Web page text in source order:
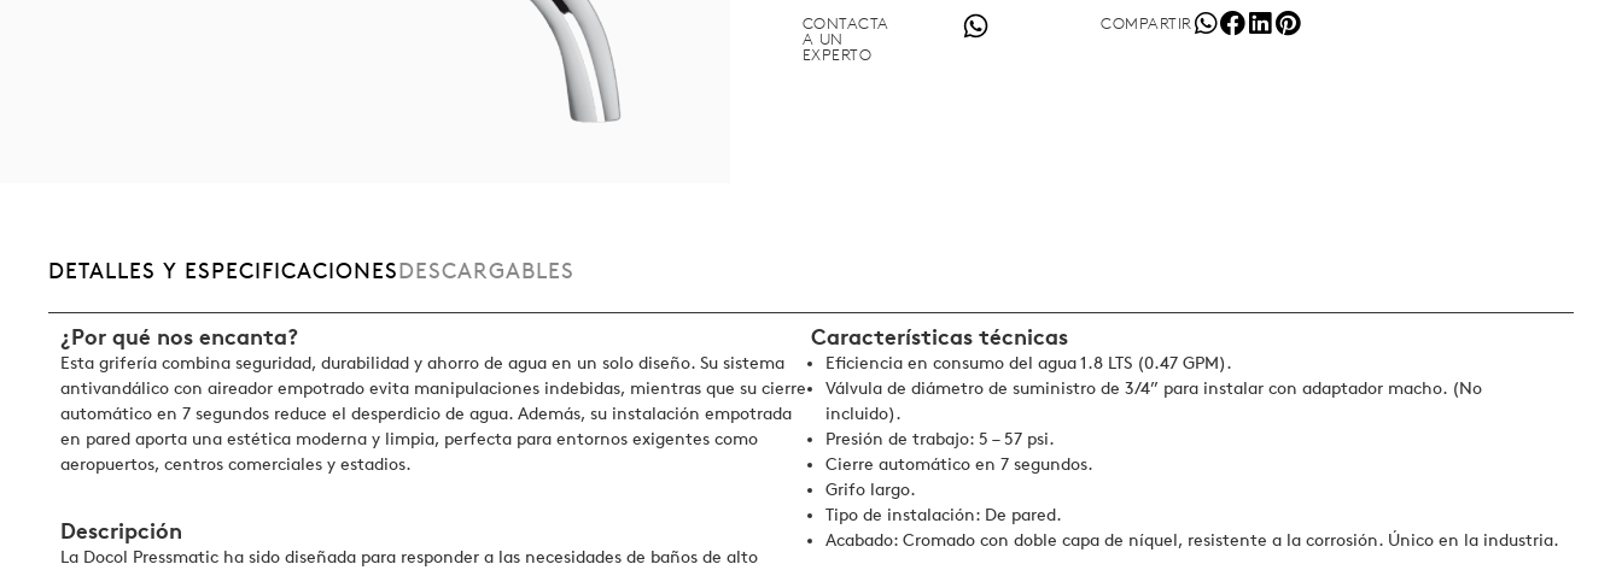
CONTACTA
A UN
EXPERTO
COMPARTIR
DETALLES Y ESPECIFICACIONESDESCARGABLES
¿Por qué nos encanta?
Esta grifería combina seguridad, durabilidad y ahorro de agua en un solo diseño. Su sistema
antivandálico con aireador empotrado evita manipulaciones indebidas, mientras que su cierre
automático en 7 segundos reduce el desperdicio de agua. Además, su instalación empotrada
en pared aporta una estética moderna y limpia, perfecta para entornos exigentes como
aeropuertos, centros comerciales y estadios.
Descripción
La Docol Pressmatic ha sido diseñada para responder a las necesidades de baños de alto
Características técnicas
Eficiencia en consumo del agua 1.8 LTS (0.47 GPM).
Válvula de diámetro de suministro de 3/4” para instalar con adaptador macho. (No
incluido).
Presión de trabajo: 5 – 57 psi.
Cierre automático en 7 segundos.
Grifo largo.
Tipo de instalación: De pared.
Acabado: Cromado con doble capa de níquel, resistente a la corrosión. Único en la industria.